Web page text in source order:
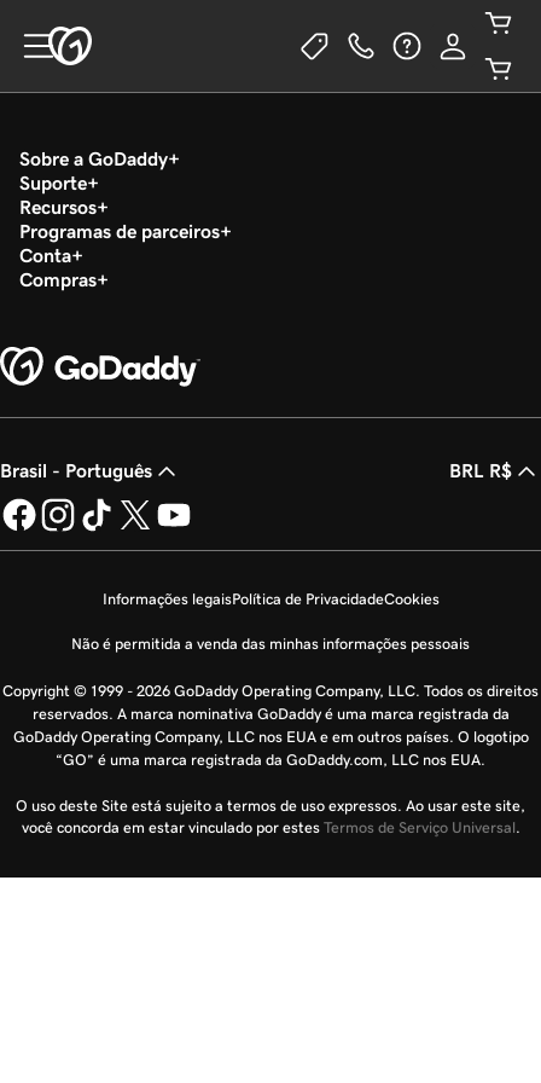
Sobre a GoDaddy
Suporte
Recursos
Programas de parceiros
Conta
Compras
Brasil - Português BRL R$
Informações legaisPolítica de PrivacidadeCookies
Não é permitida a venda das minhas informações pessoais
Copyright © 1999 - 2026 GoDaddy Operating Company, LLC. Todos os direitos
reservados. A marca nominativa GoDaddy é uma marca registrada da
GoDaddy Operating Company, LLC nos EUA e em outros países. O logotipo
“GO” é uma marca registrada da GoDaddy.com, LLC nos EUA.
O uso deste Site está sujeito a termos de uso expressos. Ao usar este site,
você concorda em estar vinculado por estes Termos de Serviço Universal.